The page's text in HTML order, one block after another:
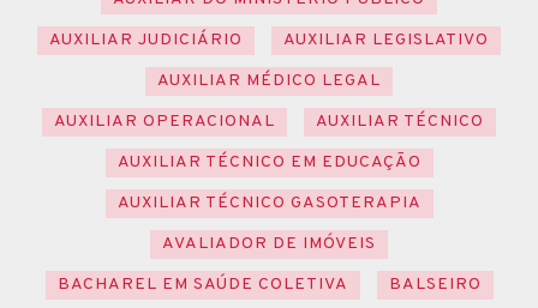
AUXILIAR JUDICIÁRIO
AUXILIAR LEGISLATIVO
AUXILIAR MÉDICO LEGAL
AUXILIAR OPERACIONAL
AUXILIAR TÉCNICO
AUXILIAR TÉCNICO EM EDUCAÇÃO
AUXILIAR TÉCNICO GASOTERAPIA
AVALIADOR DE IMÓVEIS
BACHAREL EM SAÚDE COLETIVA
BALSEIRO